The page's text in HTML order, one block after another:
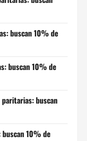
buscan 10% de
buscan 10% de
paritarias: buscan
10% de